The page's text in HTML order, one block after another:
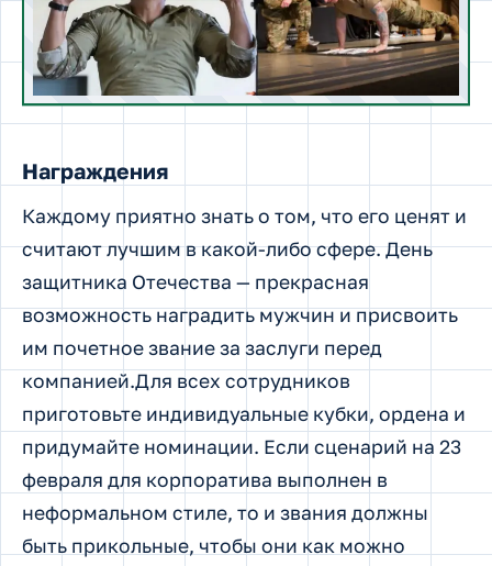
Награждения
Каждому приятно знать о том, что его ценят и
считают лучшим в какой-либо сфере. День
защитника Отечества — прекрасная
возможность наградить мужчин и присвоить
им почетное звание за заслуги перед
компанией.Для всех сотрудников
приготовьте индивидуальные кубки, ордена и
придумайте номинации. Если сценарий на 23
февраля для корпоратива выполнен в
неформальном стиле, то и звания должны
быть прикольные, чтобы они как можно